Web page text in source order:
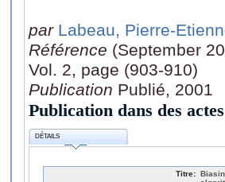
par Labeau, Pierre-
Référence (September
Vol. 2, page (903-910)
Publication Publié, 2001
Publication dans des actes
DÉTAILS
Titre: